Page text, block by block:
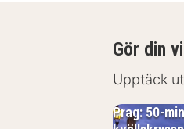
Gör din
Upptäck
Prag: 50-